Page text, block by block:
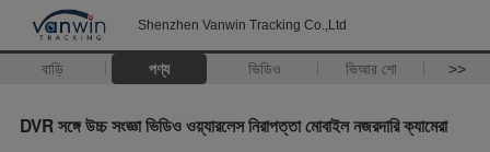
Shenzhen Vanwin Tracking Co.,Ltd
বাড়ি পণ্য ভিডিও ভিআর শো >>
DVR সঙ্গে উচ্চ সংজ্ঞা ভিডিও ওয়্যারলেস নিরাপত্তা মোবাইল নজরদারি ক্যামেরা